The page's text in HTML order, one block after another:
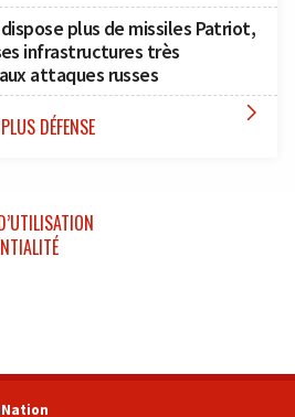
dispose plus de missiles Patriot,
infrastructures très
attaques russes
PLUS DÉFENSE 